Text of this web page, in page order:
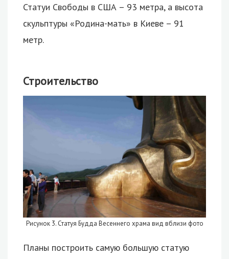
Статуи Свободы в США – 93 метра, а высота
скульптуры «Родина-мать» в Киеве – 91
метр.
Строительство
Рисунок 3. Статуя Будда Весеннего храма вид вблизи фото
Планы построить самую большую статую